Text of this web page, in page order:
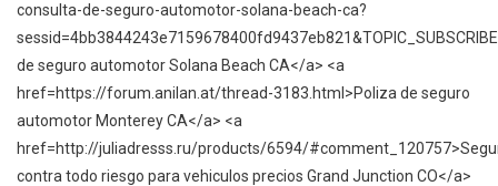
consulta-de-seguro-automotor-solana-beach-ca?
de seguro automotor Solana Beach CA</a> <a
href=https://forum.anilan.at/thread-3183.html>Poliza de seguro
automotor Monterey CA</a> <a
href=http://juliadresss.ru/products/6594/
contra todo riesgo para vehiculos precios Grand Junction CO</a>